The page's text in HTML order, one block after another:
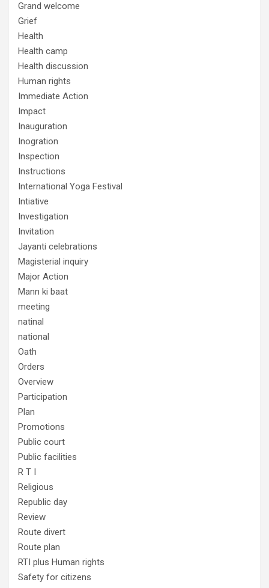
Grand welcome
Grief
Health
Health camp
Health discussion
Human rights
Immediate Action
Impact
Inauguration
Inogration
Inspection
Instructions
International Yoga Festival
Intiative
Investigation
Invitation
Jayanti celebrations
Magisterial inquiry
Major Action
Mann ki baat
meeting
natinal
national
Oath
Orders
Overview
Participation
Plan
Promotions
Public court
Public facilities
R T I
Religious
Republic day
Review
Route divert
Route plan
RTI plus Human rights
Safety for citizens